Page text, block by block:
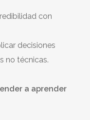
con
decisiones
no técnicas.
a aprender